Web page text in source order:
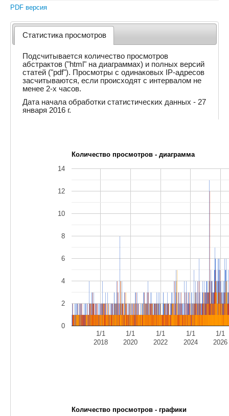
PDF версия
Статистика просмотров
Подсчитывается количество просмотров
абстрактов ("html" на диаграммах) и полных версий
статей ("pdf"). Просмотры с одинаковых IP-адресов
засчитываются, если происходят с интервалом не
менее 2-х часов.
Дата начала обработки статистических данных - 27
января 2016 г.
Количество просмотров - диаграмма
1/1
2018
1/1
2020
1/1
2022
1/1
2024
1/1
2026
0
2
4
6
8
10
12
14
Количество просмотров - графики